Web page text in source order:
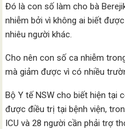
Đó là con số làm cho bà
nhiễm bởi vì không ai biết
nhiêu người khác.
Cho nên con số ca nhiễm
mà giảm được vì có nhiều
Bộ Y tế NSW cho biết hiện tại
được điều trị tại bệnh viện,
ICU và 28 người cần phải trợ